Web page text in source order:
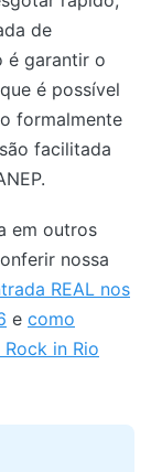
de
é garantir o
é possível
formalmente
facilitada
em outros
nossa
REAL nos
e como
in Rio